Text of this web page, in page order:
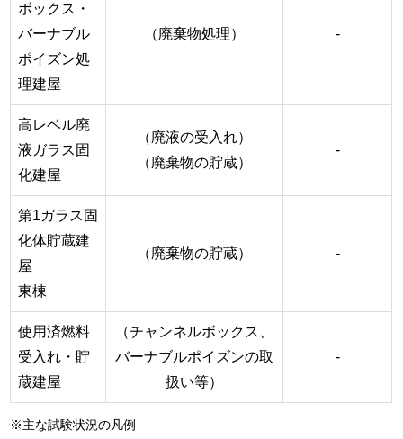
ボックス・
バーナブル
ポイズン処
理建屋
（廃棄物処理） -
高レベル廃
液ガラス固
化建屋
（廃液の受入れ）
（廃棄物の貯蔵）
-
第1ガラス固
化体貯蔵建
屋
東棟
（廃棄物の貯蔵） -
使用済燃料
受入れ・貯
蔵建屋
（チャンネルボックス、
バーナブルポイズンの取
扱い等）
-
※主な試験状況の凡例